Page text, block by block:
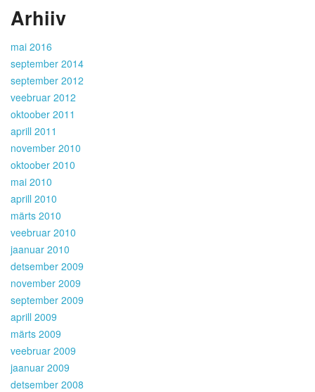
Arhiiv
mai 2016
september 2014
september 2012
veebruar 2012
oktoober 2011
aprill 2011
november 2010
oktoober 2010
mai 2010
aprill 2010
märts 2010
veebruar 2010
jaanuar 2010
detsember 2009
november 2009
september 2009
aprill 2009
märts 2009
veebruar 2009
jaanuar 2009
detsember 2008